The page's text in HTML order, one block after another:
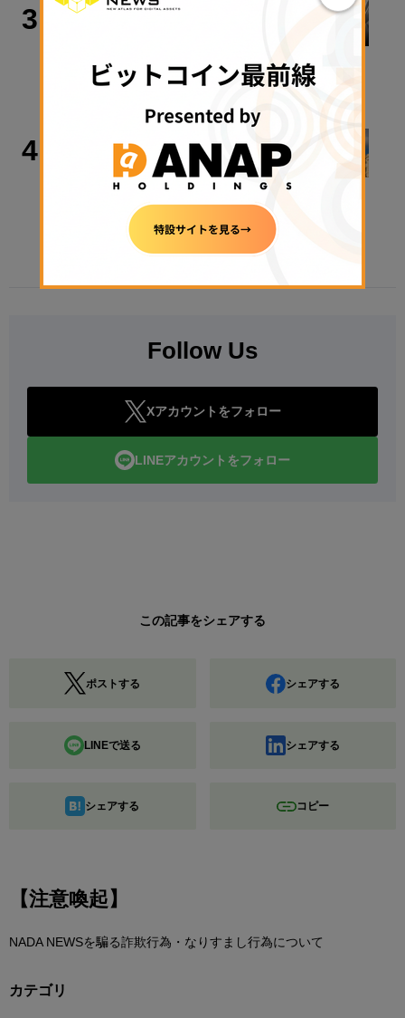
3 取材・コラム
わる、税金も変わる
4
暗号資産「クラリティ法」の米上院採
決、9月へ持ち越しと報道
2026年8月7日 11:44
Follow Us
Xアカウントをフォロー
LINEアカウントをフォロー
この記事をシェアする
ポストする シェアする
LINEで送る シェアする
シェアする コピー
【注意喚起】
NADA NEWSを騙る詐欺行為・なりすまし行為について
カテゴリ